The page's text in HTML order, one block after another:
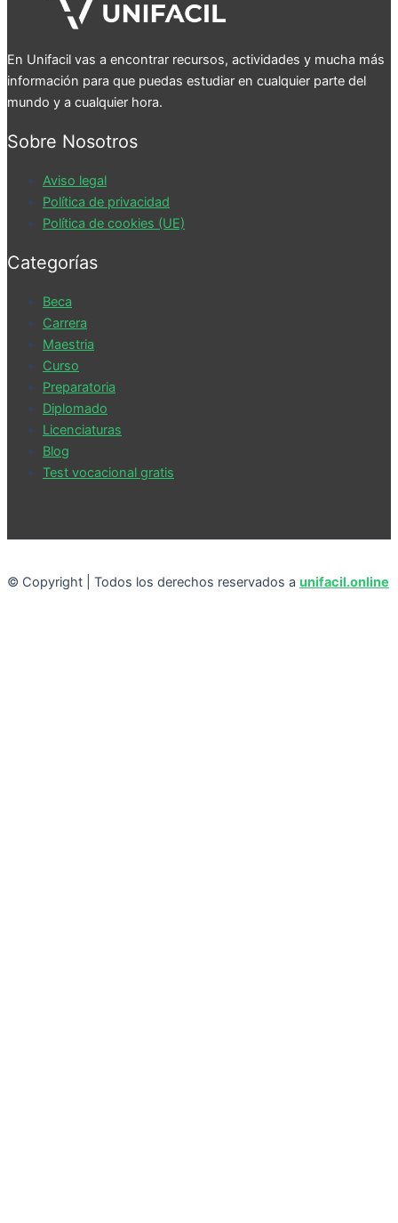
En Unifacil vas a encontrar recursos, actividades y mucha más
información para que puedas estudiar en cualquier parte del
mundo y a cualquier hora.
Sobre Nosotros
Aviso legal
Política de privacidad
Política de cookies (UE)
Categorías
Beca
Carrera
Maestria
Curso
Preparatoria
Diplomado
Licenciaturas
Blog
Test vocacional gratis
© Copyright | Todos los derechos reservados a unifacil.online